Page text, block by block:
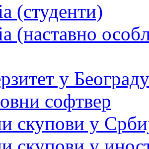
(студенти)
(наставно
у Београду
софтвер
скупови у